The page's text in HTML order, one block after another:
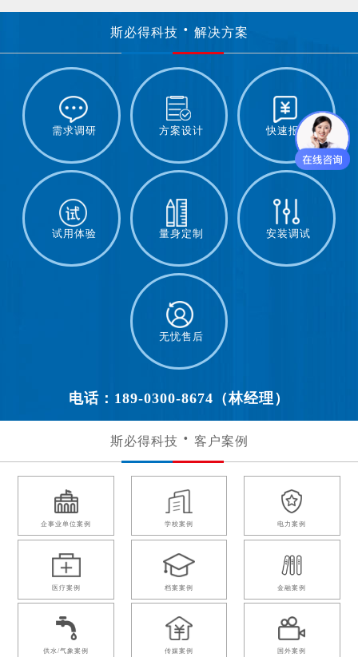
斯必得科技 解决方案
需求调研 方案设计 快速报价
试用体验 量身定制 安装调试
无忧售后
电话：189-0300-8674（林经理）
斯必得科技 客户案例
企事业单位案例 学校案例 电力案例
医疗案例 档案案例 金融案例
供水/气象案例 传媒案例 国外案例